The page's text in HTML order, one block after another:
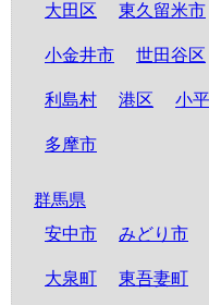
大田区 東久留米市
小金井市 世田谷区
利島村 港区 小
多摩市
群馬県
安中市
みどり市
大泉町 東吾妻町